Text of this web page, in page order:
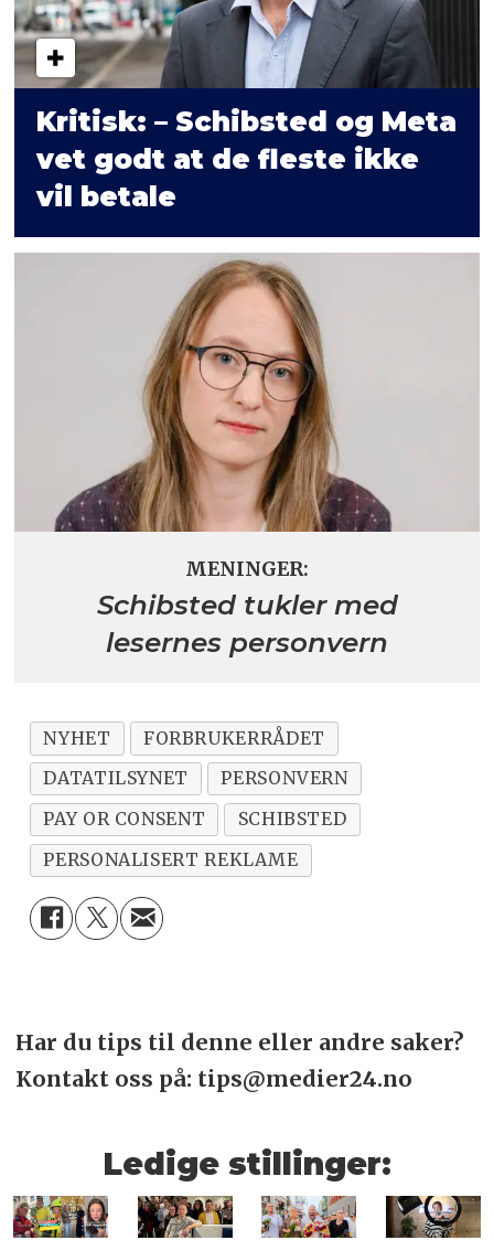
Kritisk: – Schibsted og Meta
vet godt at de fleste ikke
vil betale
MENINGER:
Schibsted tukler med
lesernes personvern
NYHET
FORBRUKERRÅDET
DATATILSYNET
PERSONVERN
PAY OR CONSENT
SCHIBSTED
PERSONALISERT REKLAME
Har du tips til denne eller andre saker?
Kontakt oss på: tips@medier24.no
Ledige stillinger: